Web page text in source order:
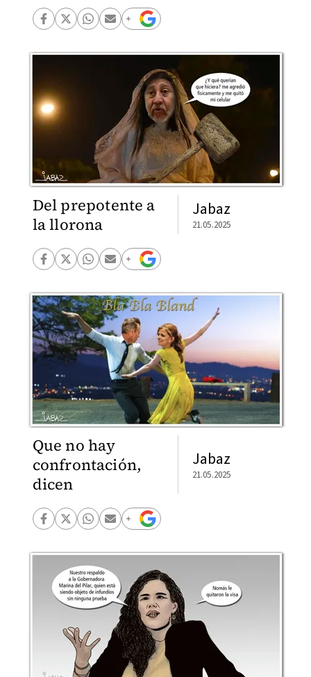
Del prepotente a
la llorona
Jabaz
21.05.2025
Que no hay
confrontación,
dicen
Jabaz
21.05.2025